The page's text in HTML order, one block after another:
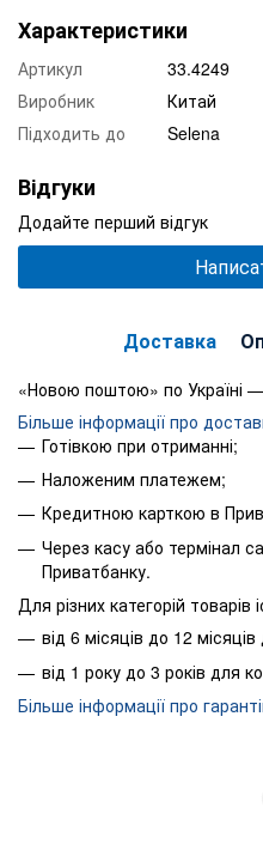
Характеристики
Артикул
33.4249
Виробник
Китай
Підходить до
Selena
Відгуки
Додайте перший відгук
Доставка
«Новою поштою» по Україні
Більше інформації про
Готівкою при отриманні;
Наложеним платежем;
Кредитною карткою в
Через касу або термінал
Приватбанку.
Для різних категорій товарів
від 6 місяців до 12
від 1 року до 3 років для
Більше інформації про